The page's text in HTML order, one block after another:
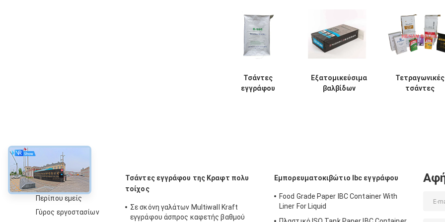
Τσάντες
εγγράφου
Εξατομικεύσιμα
βαλβίδων
Τετραγωνικές
τσάντες
περίπου
Περίπου εμείς
Γύρος εργοστασίων
Τσάντες εγγράφου της Κραφτ πολυ
τοίχος
Σε σκόνη γαλάτων Multiwall Kraft
εγγράφου άσπρος καφετής βαθμού
Εμπορευματοκιβώτιο Ibc εγγράφου
Food Grade Paper IBC Container With
Liner For Liquid